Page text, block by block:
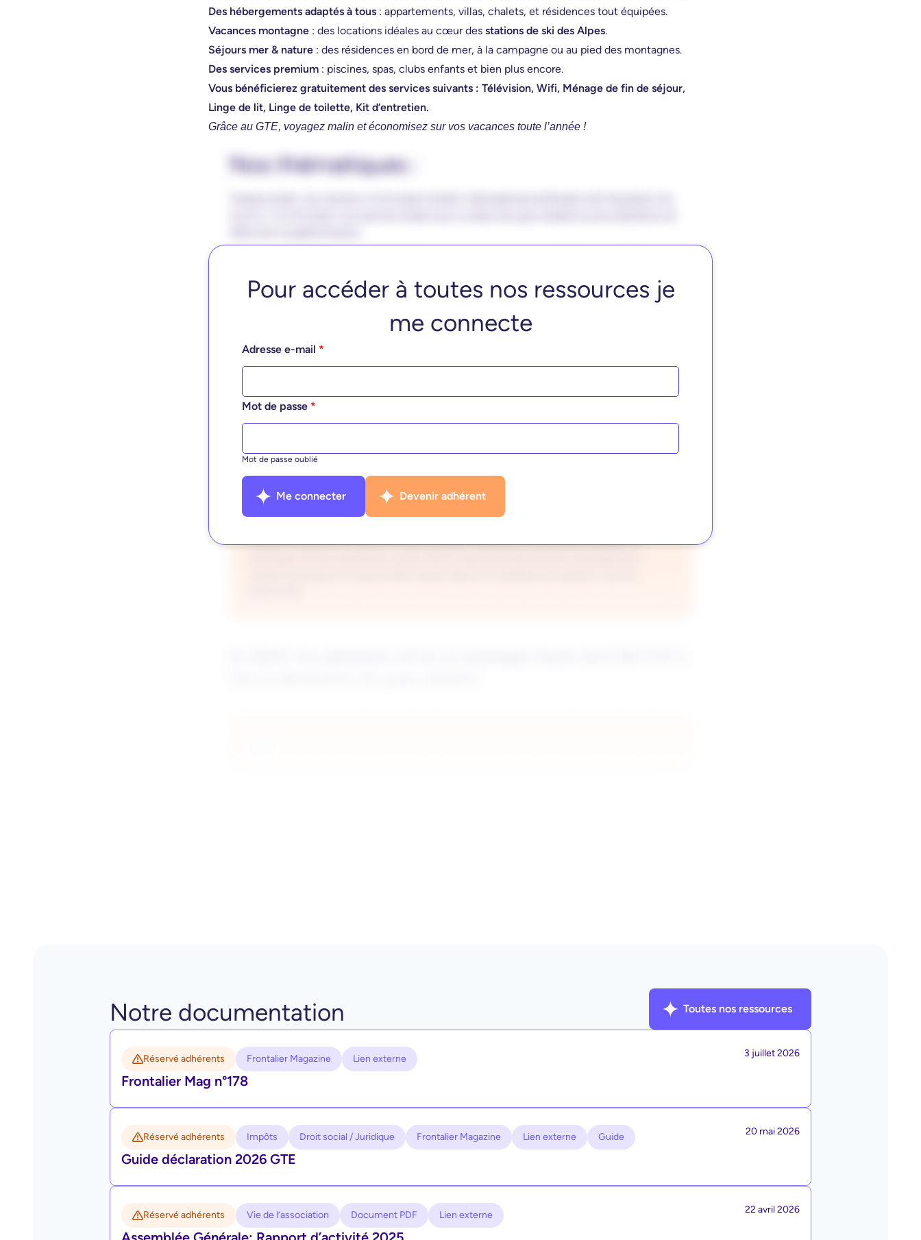
Des hébergements adaptés à tous : appartements, villas, chalets, et résidences tout équipées.
Vacances montagne : des locations idéales au cœur des stations de ski des Alpes.
Séjours mer & nature : des résidences en bord de mer, à la campagne ou au pied des montagnes.
Des services premium : piscines, spas, clubs enfants et bien plus encore.
Vous bénéficierez gratuitement des services suivants : Télévision, Wifi, Ménage de fin de séjour,
Linge de lit, Linge de toilette, Kit d’entretien.
Grâce au GTE, voyagez malin et économisez sur vos vacances toute l’année !
Pour accéder à toutes nos ressources je
me connecte
Adresse e-mail *
Mot de passe *
Mot de passe oublié
Me connecter Devenir adhérent
Notre documentation Toutes nos ressources
Réservé adhérents Frontalier Magazine Lien externe
Frontalier Mag n°178
3 juillet 2026
Réservé adhérents Impôts Droit social / Juridique Frontalier Magazine Lien externe Guide
Guide déclaration 2026 GTE
20 mai 2026
Réservé adhérents Vie de l’association Document PDF Lien externe 22 avril 2026